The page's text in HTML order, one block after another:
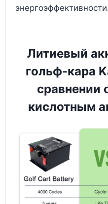
Литиевый
гольф-кара
сравнении
кислотным